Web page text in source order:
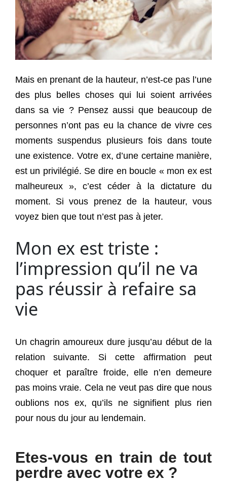
Mais en prenant de la hauteur, n’est-ce pas l’une
des plus belles choses qui lui soient arrivées
dans sa vie ? Pensez aussi que beaucoup de
personnes n’ont pas eu la chance de vivre ces
moments suspendus plusieurs fois dans toute
une existence. Votre ex, d’une certaine manière,
est un privilégié. Se dire en boucle « mon ex est
malheureux », c’est céder à la dictature du
moment. Si vous prenez de la hauteur, vous
voyez bien que tout n’est pas à jeter.
Mon ex est triste :
l’impression qu’il ne va
pas réussir à refaire sa
vie
Un chagrin amoureux dure jusqu’au début de la
relation suivante. Si cette affirmation peut
choquer et paraître froide, elle n’en demeure
pas moins vraie. Cela ne veut pas dire que nous
oublions nos ex, qu’ils ne signifient plus rien
pour nous du jour au lendemain.
Etes-vous en train de tout
perdre avec votre ex ?